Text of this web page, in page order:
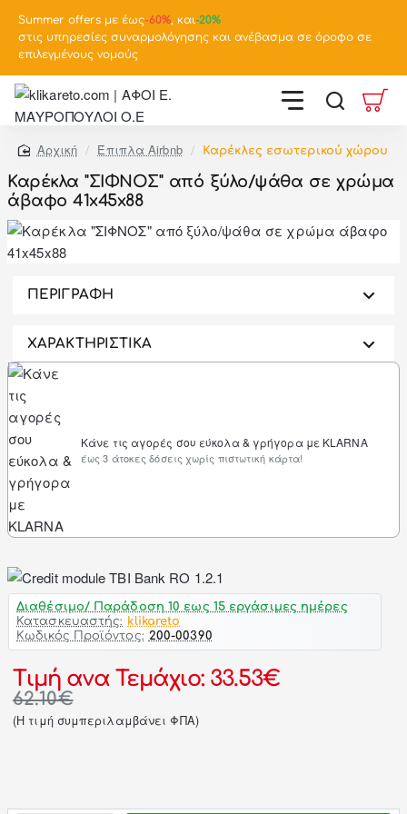
Summer offers με έως-60%, και-20%
στις υπηρεσίες συναρμολόγησης και ανέβασμα σε όροφο σε
επιλεγμένους νομούς
home
Έπιπλα Airbnb Καρέκλες εσωτερικού χώρου
Καρέκλα "ΣΙΦΝΟΣ" από ξύλο/ψάθα σε χρώμα
άβαφο 41x45x88
ΠΕΡΙΓΡΑΦΗ
ΧΑΡΑΚΤΗΡΙΣΤΙΚΑ
Κάνε τις αγορές σου εύκολα & γρήγορα με KLARNA
έως 3 άτοκες δόσεις χωρίς πιστωτική κάρτα!
Διαθέσιμο/ Παράδοση 10 εως 15 εργάσιμες ημέρες
Κατασκευαστής: klikareto
Κωδικός Προϊόντος: 200-00390
Τιμή ανα Τεμάχιο: 33.53€
62.10€
(H τιμή συμπεριλαμβάνει ΦΠΑ)